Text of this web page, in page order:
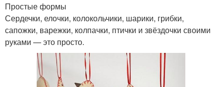
Простые формы
Сердечки, елочки, колокольчики, шарики, грибки,
сапожки, варежки, колпачки, птички и звёздочки своими
руками — это просто.